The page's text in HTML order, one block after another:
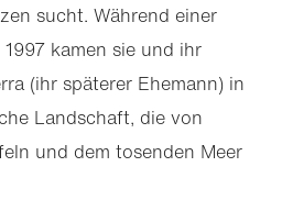
sucht. Während einer
kamen sie und ihr
(ihr späterer Ehemann) in
Landschaft, die von
und dem tosenden Meer